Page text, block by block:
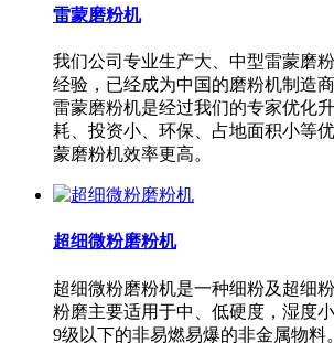
雷蒙磨粉机
我们公司专业生产大、中型雷蒙磨
经验，已经成为中国的磨粉机制造
雷蒙磨粉机是经过我们的专家优化
耗、投资小、环保、占地面积小等
蒙磨粉机效率更高。
超细微粉磨粉机
超细微粉磨粉机是一种细粉及超细
粉磨主要适用于中、低硬度，湿度
9级以下的非易燃易爆的非金属物料